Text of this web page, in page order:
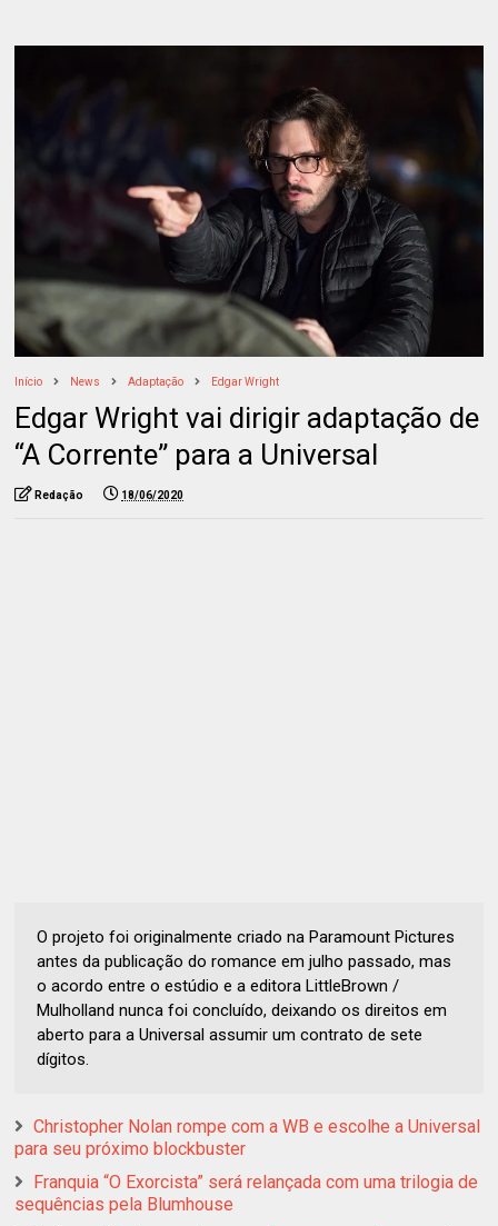
Início News Adaptação Edgar Wright
Edgar Wright vai dirigir adaptação de
“A Corrente” para a Universal
Redação 18/06/2020
O projeto foi originalmente criado na Paramount Pictures
antes da publicação do romance em julho passado, mas
o acordo entre o estúdio e a editora LittleBrown /
Mulholland nunca foi concluído, deixando os direitos em
aberto para a Universal assumir um contrato de sete
dígitos.
Christopher Nolan rompe com a WB e escolhe a Universal
para seu próximo blockbuster
Franquia “O Exorcista” será relançada com uma trilogia de
sequências pela Blumhouse